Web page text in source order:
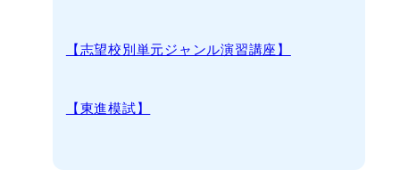
【志望校別単元ジャンル演習講座】
【東進模試】